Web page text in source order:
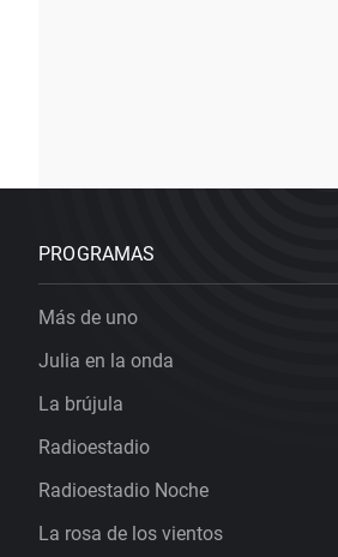
PROGRAMAS
Más de uno
Julia en la onda
La brújula
Radioestadio
Radioestadio Noche
La rosa de los vientos